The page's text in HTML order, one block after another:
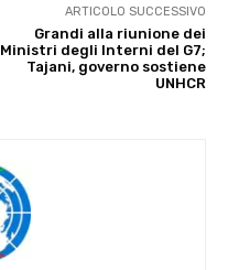
ARTICOLO SUCCESSIVO
Grandi alla riunione dei
Ministri degli Interni del G7;
Tajani, governo sostiene
UNHCR